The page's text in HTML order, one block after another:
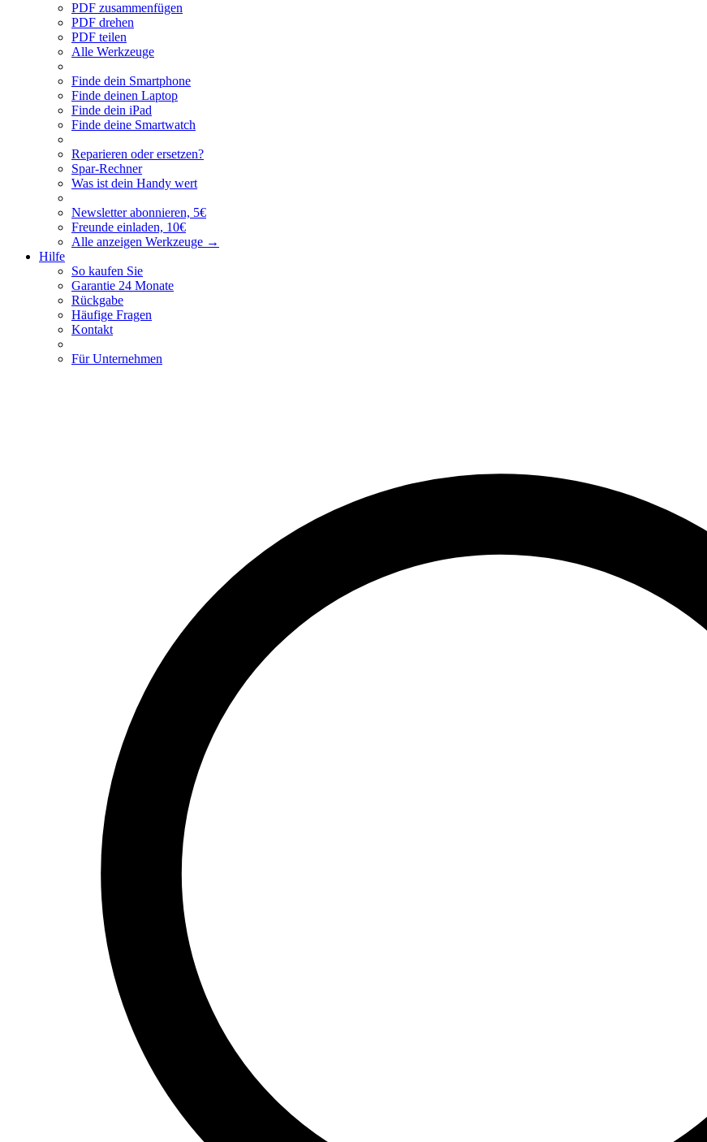
PDF zusammenfügen
PDF drehen
PDF teilen
Alle Werkzeuge
Finde dein Smartphone
Finde deinen Laptop
Finde dein iPad
Finde deine Smartwatch
Reparieren oder ersetzen?
Spar-Rechner
Was ist dein Handy wert
Newsletter abonnieren, 5€
Freunde einladen, 10€
Alle anzeigen Werkzeuge →
Hilfe
So kaufen Sie
Garantie 24 Monate
Rückgabe
Häufige Fragen
Kontakt
Für Unternehmen